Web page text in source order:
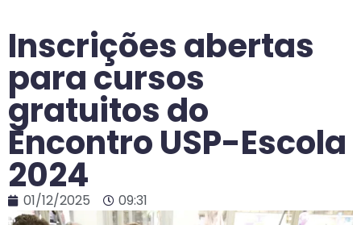
Inscrições abertas
para cursos
gratuitos do
Encontro USP-Escola
2024
01/12/2025 09:31